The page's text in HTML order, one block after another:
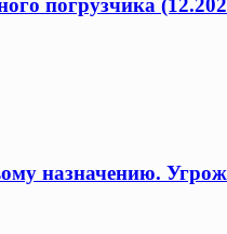
погрузчика
назначению.